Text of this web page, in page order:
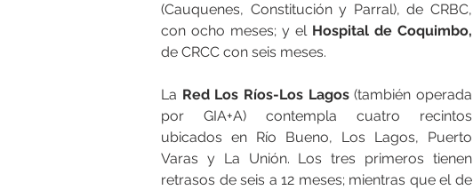
(Cauquenes, Constitución y Parral), de CRBC,
con ocho meses; y el Hospital de Coquimbo,
de CRCC con seis meses.
La Red Los Ríos-Los Lagos (también operada
por GIA+A) contempla cuatro recintos
ubicados en Río Bueno, Los Lagos, Puerto
Varas y La Unión. Los tres primeros tienen
retrasos de seis a 12 meses; mientras que el de